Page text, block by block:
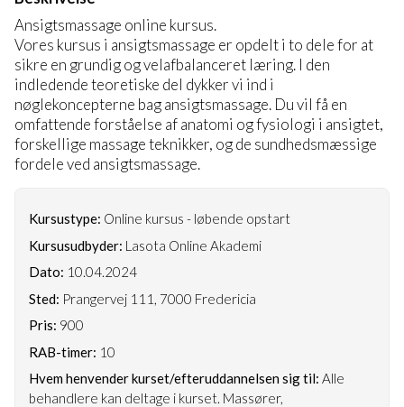
Ansigtsmassage online kursus.
Vores kursus i ansigtsmassage er opdelt i to dele for at
sikre en grundig og velafbalanceret læring. I den
indledende teoretiske del dykker vi ind i
nøglekoncepterne bag ansigtsmassage. Du vil få en
omfattende forståelse af anatomi og fysiologi i ansigtet,
forskellige massage teknikker, og de sundhedsmæssige
fordele ved ansigtsmassage.
Kursustype: Online kursus - løbende opstart
Kursusudbyder: Lasota Online Akademi
Dato: 10.04.2024
Sted: Prangervej 111, 7000 Fredericia
Pris: 900
RAB-timer: 10
Hvem henvender kurset/efteruddannelsen sig til: Alle
behandlere kan deltage i kurset. Massører,